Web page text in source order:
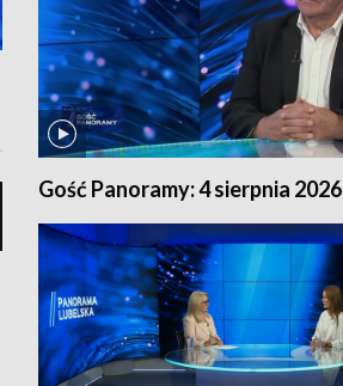
Gość Panoramy: 4 sierpnia 2026